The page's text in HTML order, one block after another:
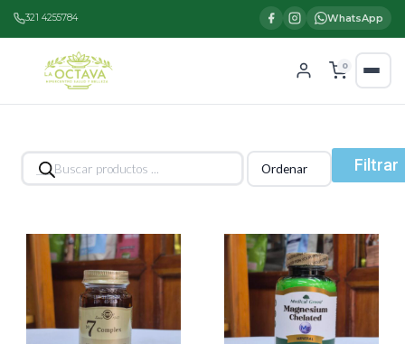
321 4255784 WhatsApp
0
Búsqueda
de
Filtrar